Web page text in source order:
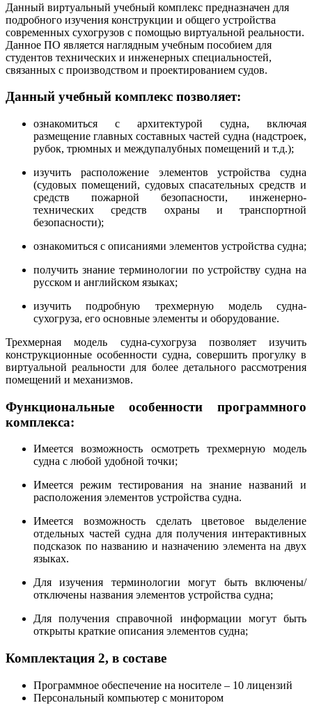
Данный виртуальный учебный комплекс предназначен для
подробного изучения конструкции и общего устройства
современных сухогрузов с помощью виртуальной реальности.
Данное ПО является наглядным учебным пособием для
студентов технических и инженерных специальностей,
связанных с производством и проектированием судов.
Данный учебный комплекс позволяет:
ознакомиться с архитектурой судна, включая
размещение главных составных частей судна (надстроек,
рубок, трюмных и междупалубных помещений и т.д.);
изучить расположение элементов устройства судна
(судовых помещений, судовых спасательных средств и
средств пожарной безопасности, инженерно-
технических средств охраны и транспортной
безопасности);
ознакомиться с описаниями элементов устройства судна;
получить знание терминологии по устройству судна на
русском и английском языках;
изучить подробную трехмерную модель судна-
сухогруза, его основные элементы и оборудование.
Трехмерная модель судна-сухогруза позволяет изучить
конструкционные особенности судна, совершить прогулку в
виртуальной реальности для более детального рассмотрения
помещений и механизмов.
Функциональные особенности программного
комплекса:
Имеется возможность осмотреть трехмерную модель
судна с любой удобной точки;
Имеется режим тестирования на знание названий и
расположения элементов устройства судна.
Имеется возможность сделать цветовое выделение
отдельных частей судна для получения интерактивных
подсказок по названию и назначению элемента на двух
языках.
Для изучения терминологии могут быть включены/
отключены названия элементов устройства судна;
Для получения справочной информации могут быть
открыты краткие описания элементов судна;
Комплектация 2, в составе
Программное обеспечение на носителе – 10 лицензий
Персональный компьютер с монитором